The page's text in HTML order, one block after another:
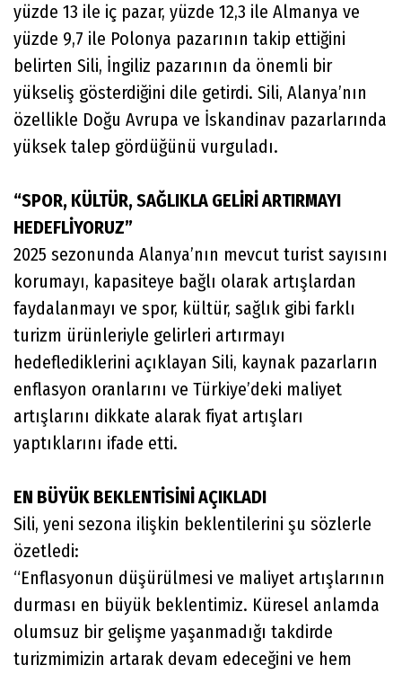
yüzde 13 ile iç pazar, yüzde 12,3 ile Almanya ve
yüzde 9,7 ile Polonya pazarının takip ettiğini
belirten Sili, İngiliz pazarının da önemli bir
yükseliş gösterdiğini dile getirdi. Sili, Alanya’nın
özellikle Doğu Avrupa ve İskandinav pazarlarında
yüksek talep gördüğünü vurguladı.
“SPOR, KÜLTÜR, SAĞLIKLA GELİRİ ARTIRMAYI
HEDEFLİYORUZ”
2025 sezonunda Alanya’nın mevcut turist sayısını
korumayı, kapasiteye bağlı olarak artışlardan
faydalanmayı ve spor, kültür, sağlık gibi farklı
turizm ürünleriyle gelirleri artırmayı
hedeflediklerini açıklayan Sili, kaynak pazarların
enflasyon oranlarını ve Türkiye’deki maliyet
artışlarını dikkate alarak fiyat artışları
yaptıklarını ifade etti.
EN BÜYÜK BEKLENTİSİNİ AÇIKLADI
Sili, yeni sezona ilişkin beklentilerini şu sözlerle
özetledi:
“Enflasyonun düşürülmesi ve maliyet artışlarının
durması en büyük beklentimiz. Küresel anlamda
olumsuz bir gelişme yaşanmadığı takdirde
turizmimizin artarak devam edeceğini ve hem